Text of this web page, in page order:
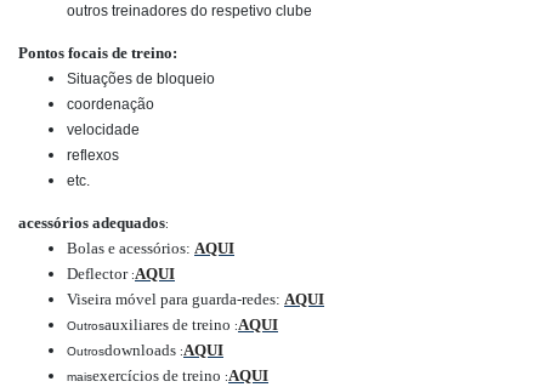
outros treinadores do respetivo clube
Pontos focais de treino:
Situações de bloqueio
coordenação
velocidade
reflexos
etc.
acessórios adequados:
Bolas e acessórios: AQUI
Deflector :AQUI
Viseira móvel para guarda-redes: AQUI
Outrosauxiliares de treino :AQUI
Outrosdownloads :AQUI
maisexercícios de treino :AQUI